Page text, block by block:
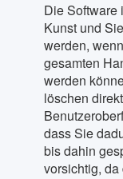
Die Software
Kunst und
werden,
gesamten
werden
löschen
dass Sie
bis dahin
vorsichtig,